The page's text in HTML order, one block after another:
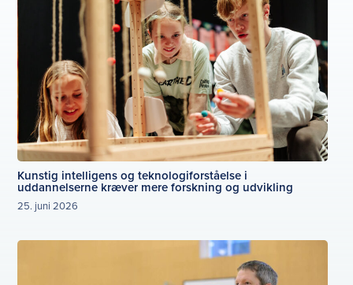
Kunstig intelligens og teknologiforståelse i
uddannelserne kræver mere forskning og udvikling
25. juni 2026